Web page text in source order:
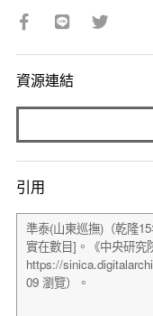
資源連結
引用